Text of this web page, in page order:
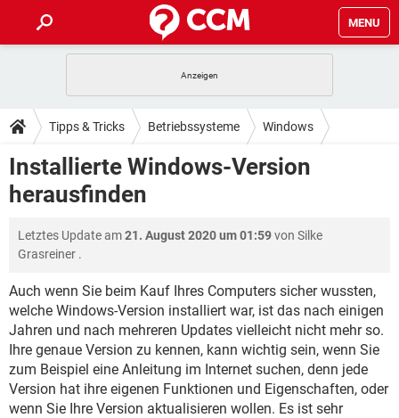
MENU
ANDROID IOS
WINDOWS 10 INSTAGRAM
WHATSAPP
TIPPS & TRICKS
SPIELE STREAMING
ANDROID IOS
WHATSAPP TIKTOK
DOWNLOADS
SPIELE
WINDOWS 10
WHATSAPP TIKTOK
FACEBOOK HARDWARE
FORUM
SPIELE STREAMING
WINDOWS 10 INSTAGRAM
WHATSAPP TIKTOK
FACEBOOK
LEXIKON
SPIELE STREAMING
ANDROID IOS
WINDOWS 10 INSTAGRAM
WHATSAPP TIKTOK
FACEBOOK HARDWARE
Tipps & Tricks Betriebssysteme Windows
Installierte Windows-Version
herausfinden
Letztes Update am21. August 2020 um 01:59von Silke
Grasreiner .
Auch wenn Sie beim Kauf Ihres Computers sicher wussten,
welche Windows-Version installiert war, ist das nach einigen
Jahren und nach mehreren Updates vielleicht nicht mehr so.
Ihre genaue Version zu kennen, kann wichtig sein, wenn Sie
zum Beispiel eine Anleitung im Internet suchen, denn jede
Version hat ihre eigenen Funktionen und Eigenschaften, oder
wenn Sie Ihre Version aktualisieren wollen. Es ist sehr